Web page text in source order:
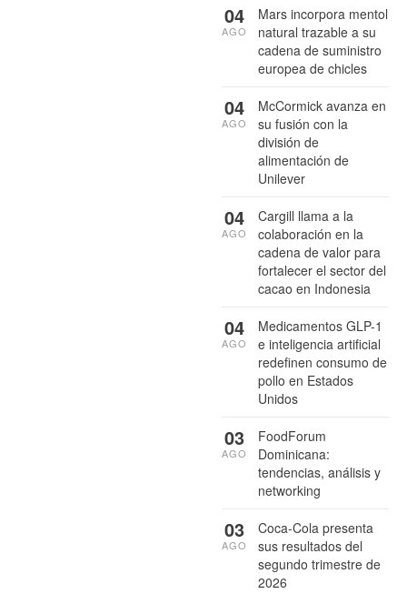
Mars incorpora mentol
natural trazable a su
cadena de suministro
europea de chicles
04
AGO
McCormick avanza en
su fusión con la
división de
alimentación de
Unilever
04
AGO
Cargill llama a la
colaboración en la
cadena de valor para
fortalecer el sector del
cacao en Indonesia
04
AGO
Medicamentos GLP-1
e inteligencia artificial
redefinen consumo de
pollo en Estados
Unidos
04
AGO
FoodForum
Dominicana:
tendencias, análisis y
networking
03
AGO
Coca-Cola presenta
sus resultados del
segundo trimestre de
2026
03
AGO